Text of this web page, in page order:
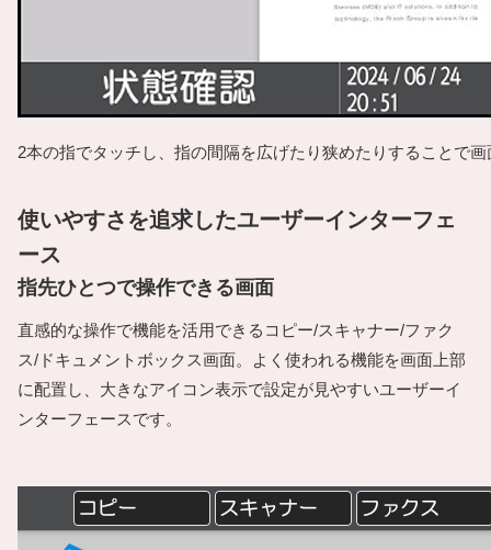
2本の指でタッチし、指の間隔を広げたり狭めたりすることで
使いやすさを追求したユーザーインターフェ
ース
指先ひとつで操作できる画面
直感的な操作で機能を活用できるコピー/スキャナー/ファク
ス/ドキュメントボックス画面。よく使われる機能を画面上部
に配置し、大きなアイコン表示で設定が見やすいユーザーイ
ンターフェースです。